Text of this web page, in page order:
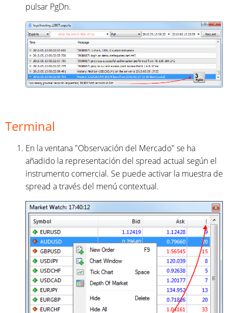
pulsar PgDn.
Terminal
En la ventana "Observación del Mercado" se ha
añadido la representación del spread actual según el
instrumento comercial. Se puede activar la muestra de
spread a través del menú contextual.